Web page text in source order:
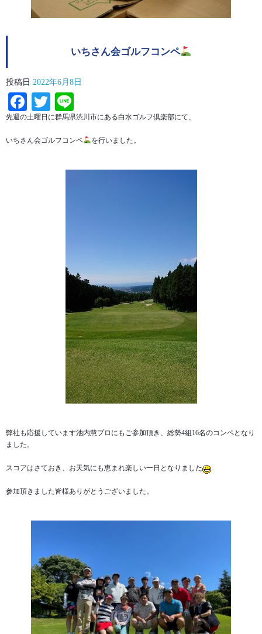
いちさん会ゴルフコンペ
投稿日 2022年6月8日
Facebook
Twitter
先週の土曜日に群馬県渋川市にある白水ゴルフ倶楽部にて、
いちさん会ゴルフコンペ を行いました。
弊社も応援しています池内慧プロにもご参加頂き、総勢4組16名のコンペとなり
ました。
スコアはさておき、お天気にも恵まれ楽しい一日となりました
参加頂きました皆様ありがとうございました。